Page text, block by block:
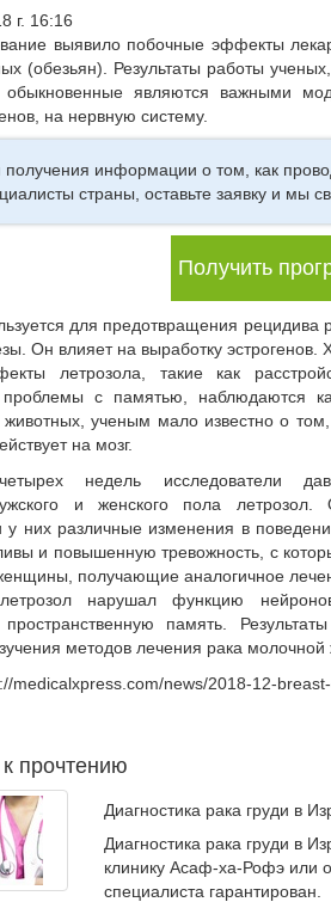
г. 16:16
выявило побочные эффекты
(обезьян). Результаты работы
являются важными
на нервную систему.
получения информации о том, как
страны, оставьте заявку и мы
Получить
для предотвращения рецидива
Он влияет на выработку эстрогенов.
летрозола, такие как
проблемы с памятью, наблюдаются
ученым мало известно о том,
на мозг.
недель исследователи
и женского пола летрозол.
у них различные изменения в
и повышенную тревожность, с
получающие аналогичное
нарушал функцию
память.
методов лечения рака
medicalxpress.com/news/2018-12-
прочтению
Диагностика рака груди в
Диагностика рака груди в
клинику Асаф-ха-Рофэ или
специалиста гарантирован.